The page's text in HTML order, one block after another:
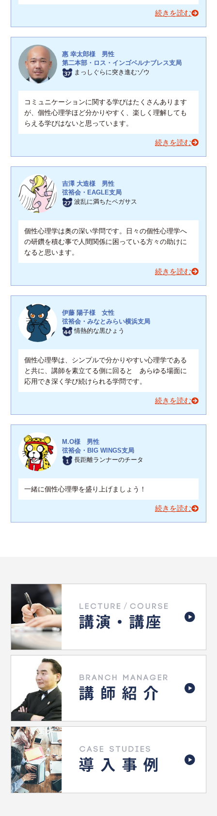
続きを読む
惠 幸太郎様 男性
第二本部・ロス・インゴベルナブレス支局
まっしぐらに突き進むゾウ
コミュニケーションに関する学びはたくさんあります
が、個性心理学ほど分かりやすく、楽しく理解しても
らえる学びはないと思っています。
続きを読む
吉澤 大造様 男性
弦裕会・EAGLE支局
波乱に満ちたペガサス
個性心理学は奥の深い学問です。日々の個性心理学へ
の研鑽を積む事で人間関係に困っている方々の助けに
なると思います。
続きを読む
伊藤 陽子様 女性
弦裕会・みなとみらい横浜支局
情熱的な黒ひょう
個性心理學は、シンプルで分かりやすい心理学である
と共に、講師を素立てる側に回ると あらゆる場面に
応用でき深く学び続けられる学問です。
続きを読む
M.O様 男性
弦裕会・BIG WINGS支局
長距離ランナーのチータ
一緒に個性心理學を盛り上げましょう！
続きを読む